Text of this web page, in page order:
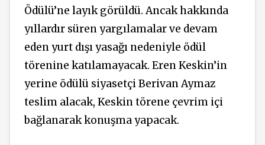
Ödülü’ne layık görüldü. Ancak hakkında
yıllardır süren yargılamalar ve devam
eden yurt dışı yasağı nedeniyle ödül
törenine katılamayacak. Eren Keskin’in
yerine ödülü siyasetçi Berivan Aymaz
teslim alacak, Keskin törene çevrim içi
bağlanarak konuşma yapacak.